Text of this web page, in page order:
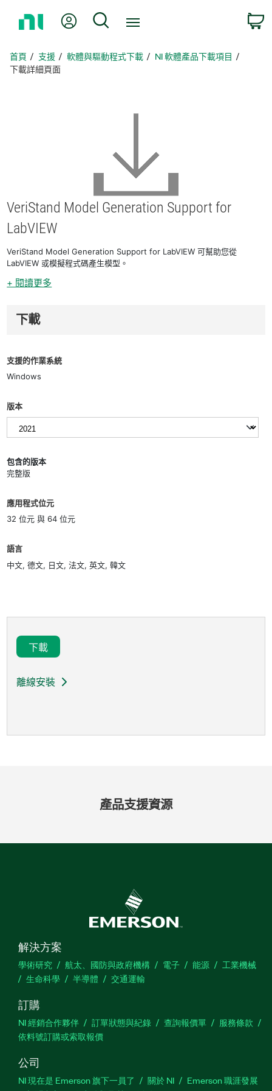
頁
我的帳號 搜尋
首頁 支援 軟體與驅動程式下載
NI 軟體產品下載項目
下載詳細頁面
VeriStand Model Generation Support for
LabVIEW
VeriStand Model Generation Support for LabVIEW 可幫助您從
LabVIEW 或模擬程式碼產生模型。
+ 閱讀更多
下載
支援的作業系統
Windows
版本
包含的版本
完整版
應用程式位元
32 位元 與 64 位元
語言
中文, 德文, 日文, 法文, 英文, 韓文
下載
離線安裝
產品支援資源
解決方案
學術研究 航太、國防與政府機構 電子 能源
工業機械
生命科學
半導體 交通運輸
訂購
NI 經銷合作夥伴 訂單狀態與紀錄 查詢報價單
服務條款
依料號訂購或索取報價
公司
NI 現在是 Emerson 旗下一員了 關於 NI
Emerson 職涯發展